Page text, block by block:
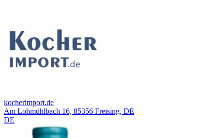
kocherimport.de
Am Lohmühlbach 16, 85356 Freising, DE
DE